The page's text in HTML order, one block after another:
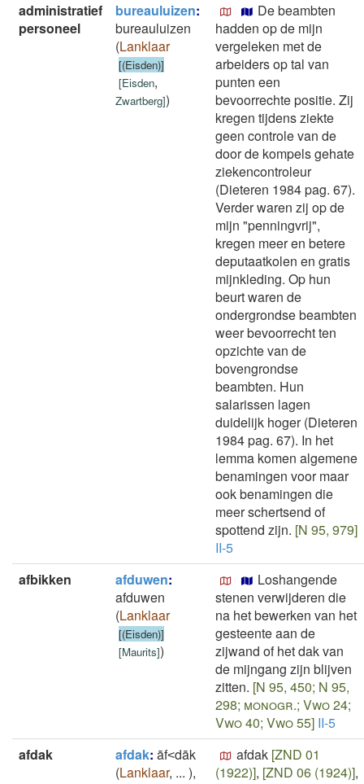
administratief
personeel
bureauluizen:
bureauluizen
(Lanklaar
[(Eisden)]
[Eisden,
Zwartberg])
De beambten
hadden op de mijn
vergeleken met de
arbeiders op tal van
punten een
bevoorrechte positie. Zij
kregen tijdens ziekte
geen controle van de
door de kompels gehate
ziekencontroleur
(Dieteren 1984 pag. 67).
Verder waren zij op de
mijn "penningvrij",
kregen meer en betere
deputaatkolen en gratis
mijnkleding. Op hun
beurt waren de
ondergrondse beambten
weer bevoorrecht ten
opzichte van de
bovengrondse
beambten. Hun
salarissen lagen
duidelijk hoger (Dieteren
1984 pag. 67). In het
lemma komen algemene
benamingen voor maar
ook benamingen die
meer schertsend of
spottend zijn. [N 95, 979]
II-5
afbikken
afduwen:
afduwen
(Lanklaar
[(Eisden)]
[Maurits])
Loshangende
stenen verwijderen die
na het bewerken van het
gesteente aan de
zijwand of het dak van
de mijngang zijn blijven
zitten. [N 95, 450; N 95,
298; monogr.; Vwo 24;
Vwo 40; Vwo 55] II-5
afdak
afdak: āf˂dāk
(Lanklaar, ... ),
afdak [ZND 01
(1922)], [ZND 06 (1924)],